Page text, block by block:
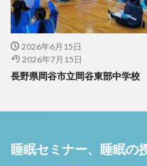
2026年6月15日
2026年7月15日
長野県岡谷市立岡谷東部中学校
睡眠セミナー、睡眠の